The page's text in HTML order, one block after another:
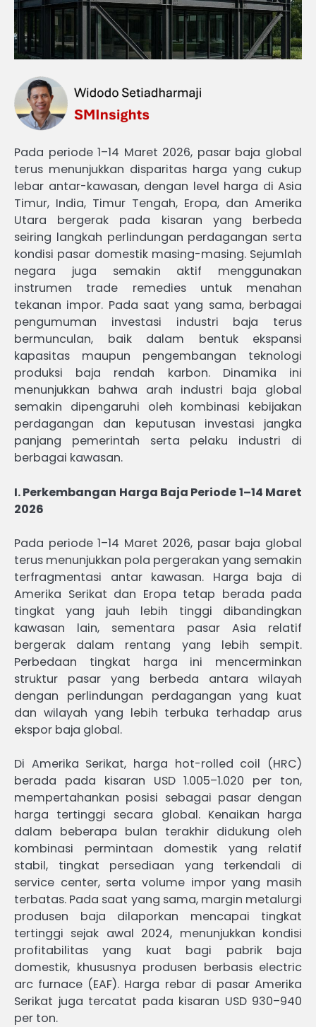
Pada periode 1–14 Maret 2026, pasar baja global
terus menunjukkan disparitas harga yang cukup
lebar antar-kawasan, dengan level harga di Asia
Timur, India, Timur Tengah, Eropa, dan Amerika
Utara bergerak pada kisaran yang berbeda
seiring langkah perlindungan perdagangan serta
kondisi pasar domestik masing-masing. Sejumlah
negara juga semakin aktif menggunakan
instrumen trade remedies untuk menahan
tekanan impor. Pada saat yang sama, berbagai
pengumuman investasi industri baja terus
bermunculan, baik dalam bentuk ekspansi
kapasitas maupun pengembangan teknologi
produksi baja rendah karbon. Dinamika ini
menunjukkan bahwa arah industri baja global
semakin dipengaruhi oleh kombinasi kebijakan
perdagangan dan keputusan investasi jangka
panjang pemerintah serta pelaku industri di
berbagai kawasan.
I. Perkembangan Harga Baja Periode 1–14 Maret
2026
Pada periode 1–14 Maret 2026, pasar baja global
terus menunjukkan pola pergerakan yang semakin
terfragmentasi antar kawasan. Harga baja di
Amerika Serikat dan Eropa tetap berada pada
tingkat yang jauh lebih tinggi dibandingkan
kawasan lain, sementara pasar Asia relatif
bergerak dalam rentang yang lebih sempit.
Perbedaan tingkat harga ini mencerminkan
struktur pasar yang berbeda antara wilayah
dengan perlindungan perdagangan yang kuat
dan wilayah yang lebih terbuka terhadap arus
ekspor baja global.
Di Amerika Serikat, harga hot-rolled coil (HRC)
berada pada kisaran USD 1.005–1.020 per ton,
mempertahankan posisi sebagai pasar dengan
harga tertinggi secara global. Kenaikan harga
dalam beberapa bulan terakhir didukung oleh
kombinasi permintaan domestik yang relatif
stabil, tingkat persediaan yang terkendali di
service center, serta volume impor yang masih
terbatas. Pada saat yang sama, margin metalurgi
produsen baja dilaporkan mencapai tingkat
tertinggi sejak awal 2024, menunjukkan kondisi
profitabilitas yang kuat bagi pabrik baja
domestik, khususnya produsen berbasis electric
arc furnace (EAF). Harga rebar di pasar Amerika
Serikat juga tercatat pada kisaran USD 930–940
per ton.